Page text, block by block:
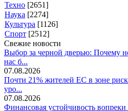
Техно [2651]
Наука [2274]
Культура [1126]
Спорт [2512]
Свежие новости
Выбор за черной дверью: Почему
нас б...
07.08.2026
Почти 21% жителей ЕС в зоне
уро...
07.08.2026
Финансовая устойчивость